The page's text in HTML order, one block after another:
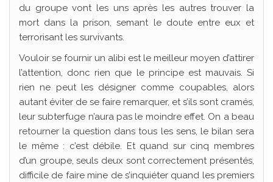
du groupe vont les uns après les autres trouver la
mort dans la prison, semant le doute entre eux et
terrorisant les survivants.
Vouloir se fournir un alibi est le meilleur moyen d’attirer
l’attention, donc rien que le principe est mauvais. Si
rien ne peut les désigner comme coupables, alors
autant éviter de se faire remarquer, et s’ils sont cramés,
leur subterfuge n’aura pas le moindre effet. On a beau
retourner la question dans tous les sens, le bilan sera
le même : c’est débile. Et quand sur cinq membres
d’un groupe, seuls deux sont correctement présentés,
difficile de faire mine de s’inquiéter quand les premiers